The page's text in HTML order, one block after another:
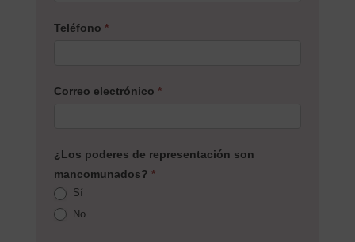
Teléfono *
Correo electrónico *
¿Los poderes de representación son
mancomunados? *
Sí
No